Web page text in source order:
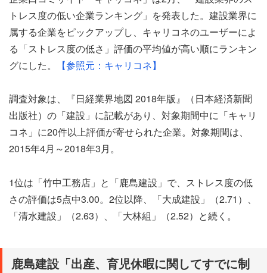
トレス度の低い企業ランキング」を発表した。建設業界に
属する企業をピックアップし、キャリコネのユーザーによ
る「ストレス度の低さ」評価の平均値が高い順にランキン
グにした。
【参照元：キャリコネ】
調査対象は、『日経業界地図 2018年版』（日本経済新聞
出版社）の「建設」に記載があり、対象期間中に「キャリ
コネ」に20件以上評価が寄せられた企業。対象期間は、
2015年4月～2018年3月。
1位は「竹中工務店」と「鹿島建設」で、ストレス度の低
さの評価は5点中3.00。2位以降、「大成建設」（2.71）、
「清水建設」（2.63）、「大林組」（2.52）と続く。
鹿島建設「出産、育児休暇に関してすでに制